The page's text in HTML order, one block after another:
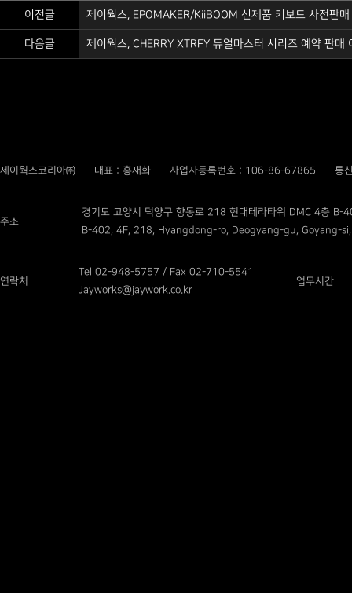
이전글 제이웍스, EPOMAKER/KiiBOOM 신제품 키보드 사전판
다음글 제이웍스, CHERRY XTRFY 듀얼마스터 시리즈 예약 판매
제이웍스코리아㈜ 대표 : 홍재화 사업자등록번호 : 106-86-67865 통
주소
경기도 고양시 덕양구 향동로 218 현대테라타워 DMC 4층 B-
B-402, 4F, 218, Hyangdong-ro, Deogyang-gu, Goyang-
연락처
Tel 02-948-5757 / Fax 02-710-5541
Jayworks@jaywork.co.kr
업무시간